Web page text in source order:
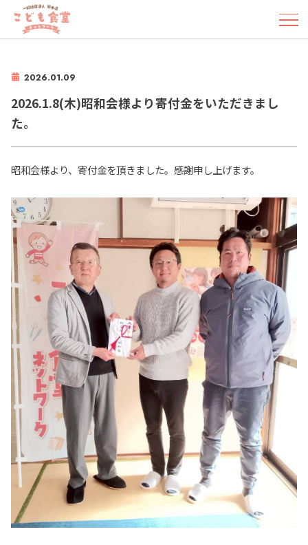
2026.01.09
2026.1.8(木)昭和会様より寄付金をいただきまし
た。
昭和会様より、寄付金を頂きました。感謝申し上げます。